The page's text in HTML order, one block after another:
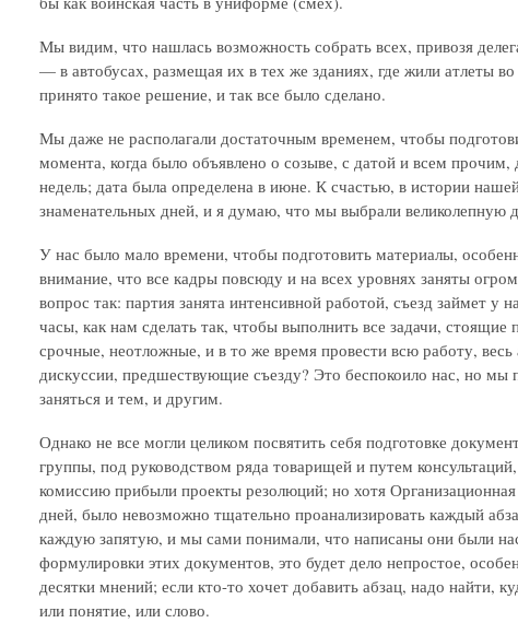
Мы видим, что нашлась возможность собрать всех, привозя
— в автобусах, размещая их в тех же зданиях, где жили атлеты
принято такое решение, и так все было сделано.
Мы даже не располагали достаточным временем, чтобы
момента, когда было объявлено о созыве, с датой и всем прочим,
недель; дата была определена в июне. К счастью, в истории
знаменательных дней, и я думаю, что мы выбрали великолепную
У нас было мало времени, чтобы подготовить материалы,
внимание, что все кадры повсюду и на всех уровнях заняты
вопрос так: партия занята интенсивной работой, съезд займет у
часы, как нам сделать так, чтобы выполнить все задачи,
срочные, неотложные, и в то же время провести всю работу, весь
дискуссии, предшествующие съезду? Это беспокоило нас, но
заняться и тем, и другим.
Однако не все могли целиком посвятить себя подготовке
группы, под руководством ряда товарищей и путем
комиссию прибыли проекты резолюций; но хотя Организационная
дней, было невозможно тщательно проанализировать каждый
каждую запятую, и мы сами понимали, что написаны они были
формулировки этих документов, это будет дело непростое,
десятки мнений; если кто-то хочет добавить абзац, надо найти,
или понятие, или слово.